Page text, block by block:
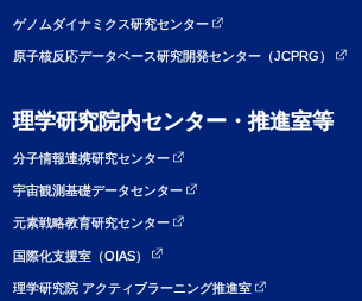
ゲノムダイナミクス研究センター
原子核反応データベース研究開発センター（JCPRG）
理学研究院内センター・推進室等
分子情報連携研究センター
宇宙観測基礎データセンター
元素戦略教育研究センター
国際化支援室（OIAS）
理学研究院 アクティブラーニング推進室